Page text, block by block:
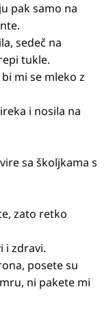
pak samo na
sedeč na
tukle.
mi se mleko z
i nosila na
sa školjkama s
zato retko
i zdravi.
posete su
ni pakete mi